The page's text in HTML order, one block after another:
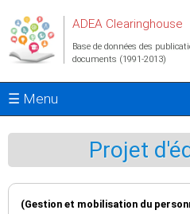
ADEA Clearinghouse
Base de données des
documents (1991-2013)
☰ Menu
Projet
(Gestion et mobilisation du